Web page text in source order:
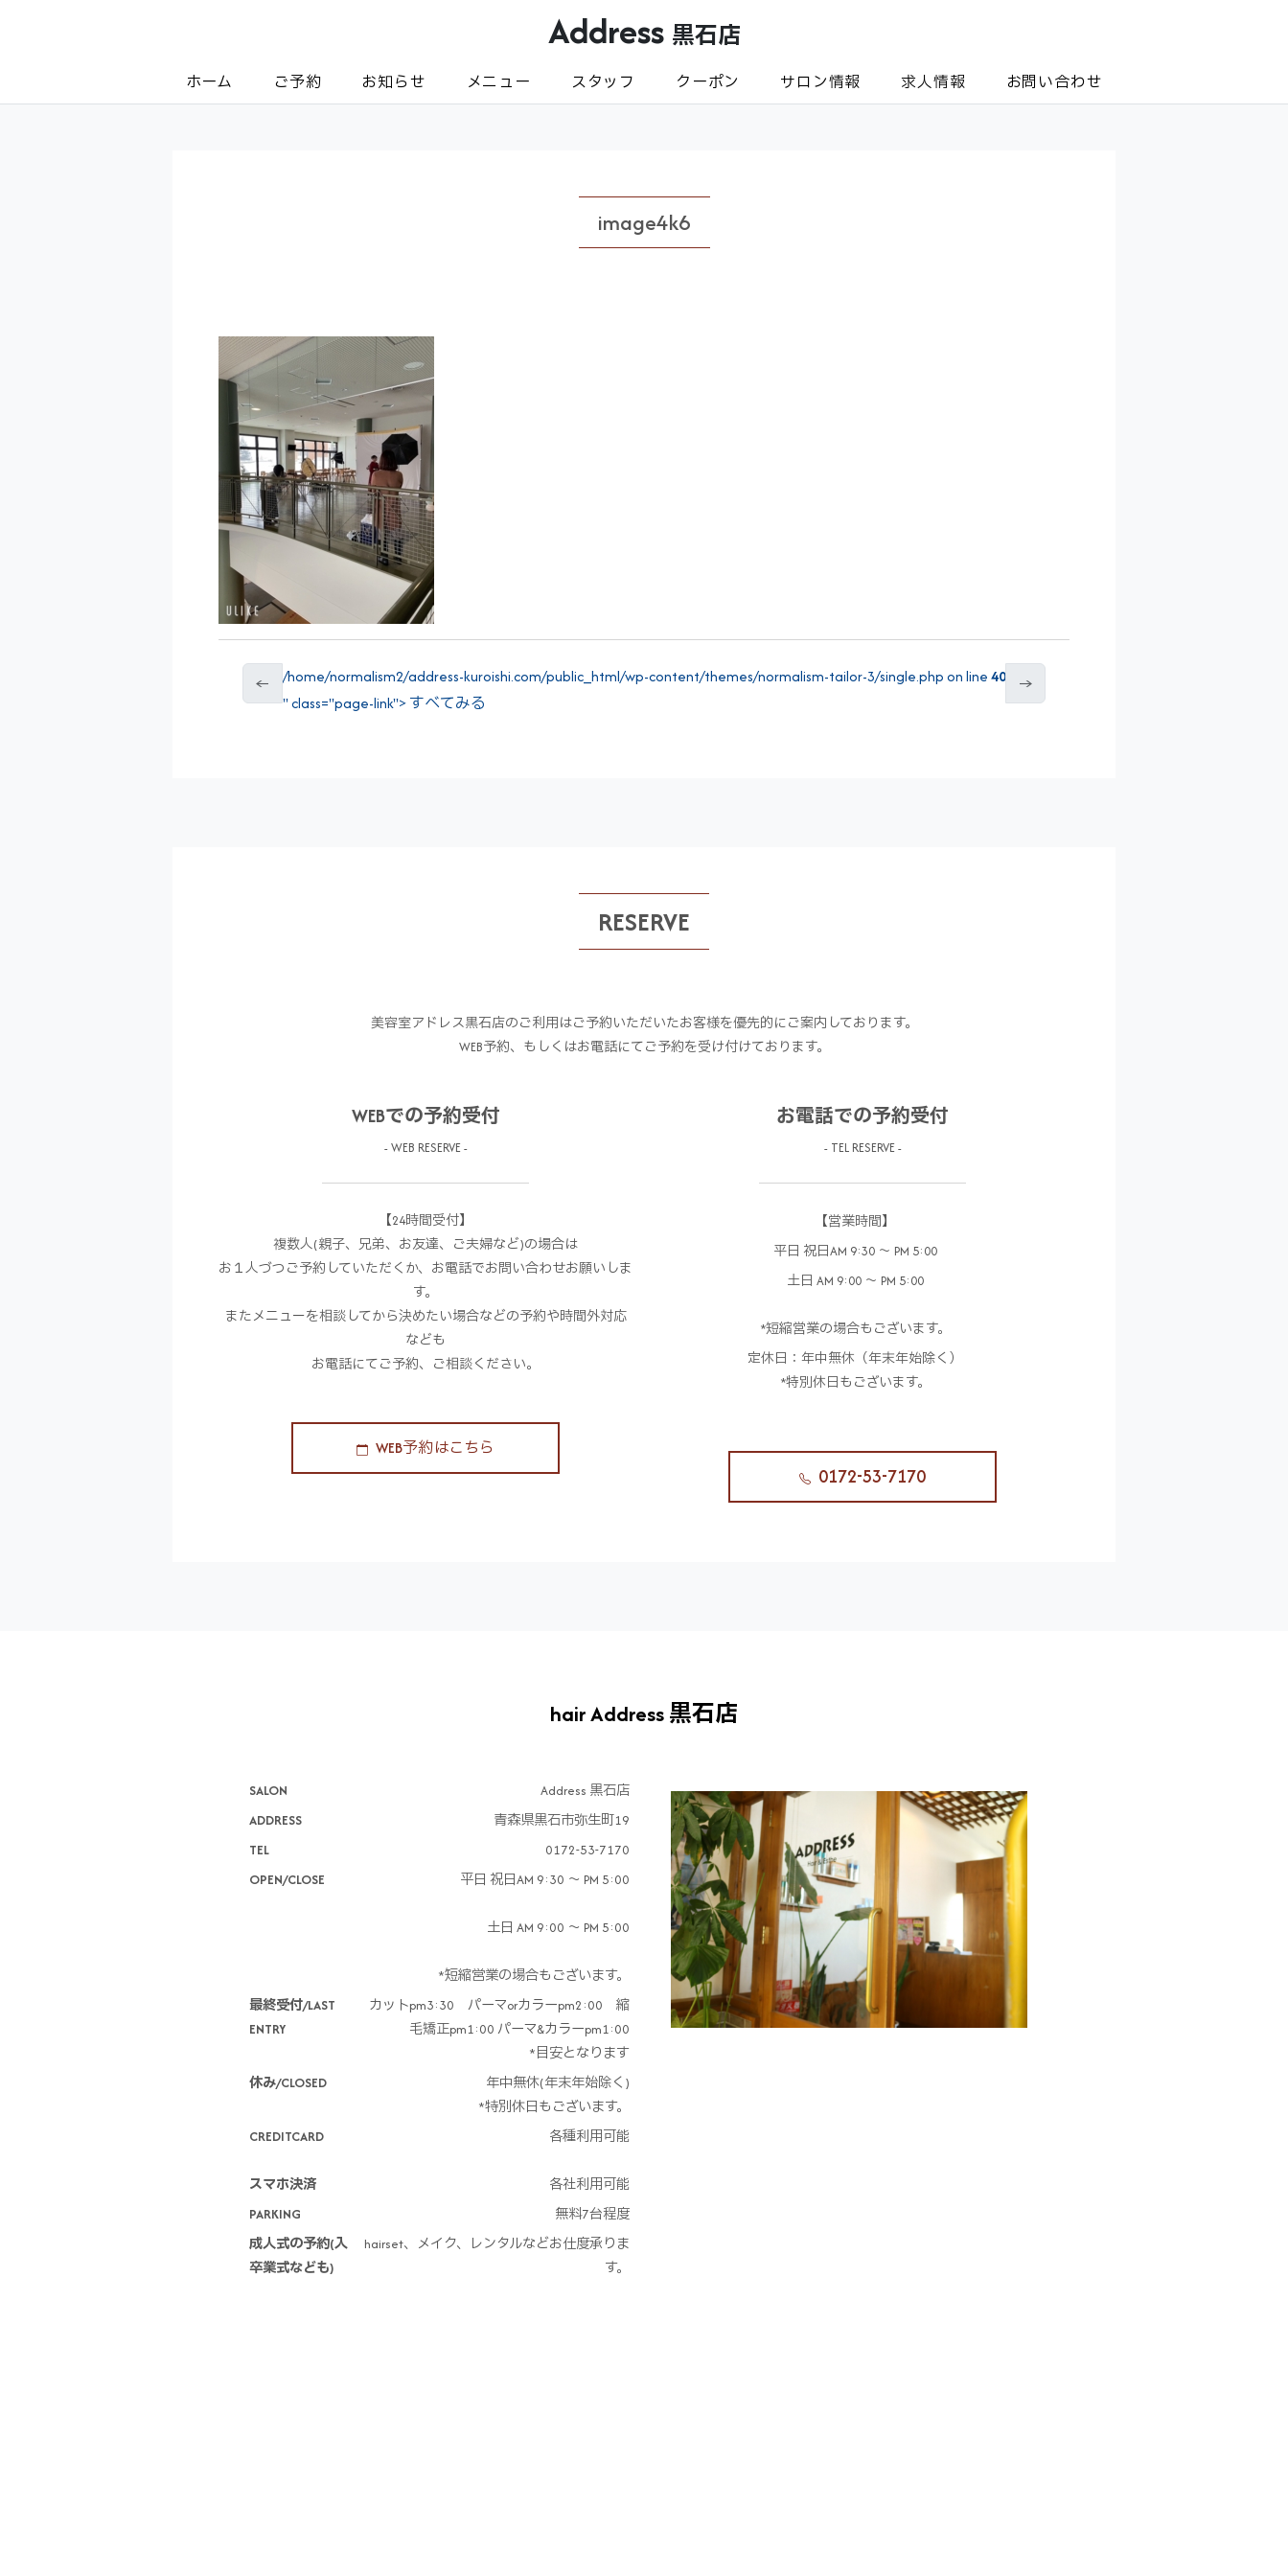
Address 黒石店
ホーム ご予約 お知らせ メニュー スタッフ クーポン サロン情報 求人情報 お問い合わせ
image4k6
← /home/normalism2/address-kuroishi.com/public_html/wp-content/themes/normalism-tailor-3/single.php on line40
" class="page-link"> すべてみる
→
RESERVE
美容室アドレス黒石店のご利用はご予約いただいたお客様を優先的にご案内しております。
WEB予約、もしくはお電話にてご予約を受け付けております。
WEBでの予約受付
- WEB RESERVE -
【24時間受付】
複数人(親子、兄弟、お友達、ご夫婦など)の場合は
お１人づつご予約していただくか、お電話でお問い合わせお願いしま
す。
またメニューを相談してから決めたい場合などの予約や時間外対応
なども
お電話にてご予約、ご相談ください。
WEB予約はこちら
お電話での予約受付
- TEL RESERVE -
【営業時間】
平日 祝日AM 9:30 ～ PM 5:00
土日 AM 9:00 ～ PM 5:00
*短縮営業の場合もございます。
定休日：年中無休（年末年始除く）
*特別休日もございます。
0172-53-7170
hair Address 黒石店
SALON
Address 黒石店
ADDRESS
青森県黒石市弥生町19
TEL
0172-53-7170
OPEN/CLOSE
平日 祝日AM 9:30 ～ PM 5:00
土日 AM 9:00 ～ PM 5:00
*短縮営業の場合もございます。
最終受付/LAST
ENTRY
カットpm3:30 パーマorカラーpm2:00 縮
毛矯正pm1:00 パーマ&カラーpm1:00
*目安となります
休み/CLOSED
年中無休(年末年始除く)
*特別休日もございます。
CREDITCARD
スマホ決済
各種利用可能
各社利用可能
PARKING
無料7台程度
成人式の予約(入
卒業式なども)
hairset、メイク、レンタルなどお仕度承りま
す。